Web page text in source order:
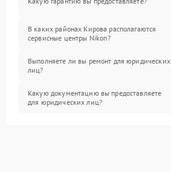
В каких районах Кирова располагаются
сервисные центры Nikon?
Выполняете ли вы ремонт для юридических
лиц?
Какую документацию вы предоставляете
для юридических лиц?